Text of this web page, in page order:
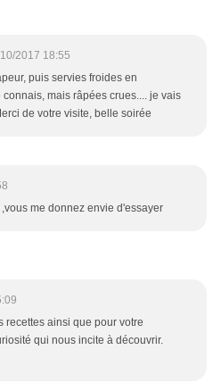
2017 18:55
puis servies froides en
mais râpées crues.... je vais
de votre visite, belle soirée
me donnez envie d'essayer
recettes ainsi que pour votre
qui nous incite à découvrir.